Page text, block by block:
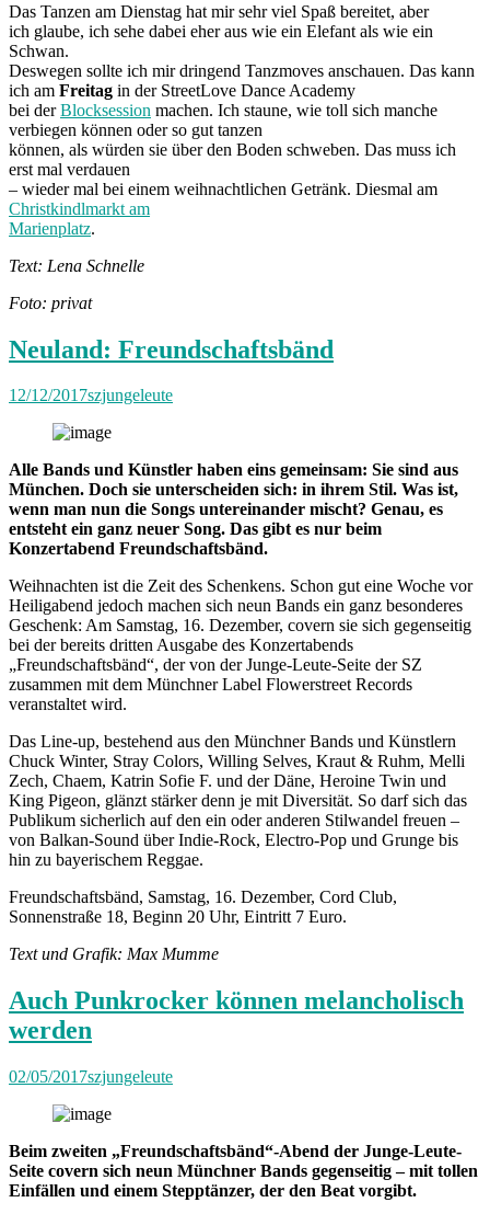
Das Tanzen am Dienstag hat mir sehr viel Spaß bereitet, aber
ich glaube, ich sehe dabei eher aus wie ein Elefant als wie ein
Schwan.
Deswegen sollte ich mir dringend Tanzmoves anschauen. Das kann
ich am Freitag in der StreetLove Dance Academy
bei derBlocksession machen. Ich staune, wie toll sich manche
verbiegen können oder so gut tanzen
können, als würden sie über den Boden schweben. Das muss ich
erst mal verdauen
– wieder mal bei einem weihnachtlichen Getränk. Diesmal am
Christkindlmarkt am
Marienplatz.
Text: Lena Schnelle
Foto: privat
Neuland: Freundschaftsbänd
12/12/2017szjungeleute
Alle Bands und Künstler haben eins gemeinsam: Sie sind aus
München. Doch sie unterscheiden sich: in ihrem Stil. Was ist,
wenn man nun die Songs untereinander mischt? Genau, es
entsteht ein ganz neuer Song. Das gibt es nur beim
Konzertabend Freundschaftsbänd.
Weihnachten ist die Zeit des Schenkens. Schon gut eine Woche vor
Heiligabend jedoch machen sich neun Bands ein ganz besonderes
Geschenk: Am Samstag, 16. Dezember, covern sie sich gegenseitig
bei der bereits dritten Ausgabe des Konzertabends
„Freundschaftsbänd“, der von der Junge-Leute-Seite der SZ
zusammen mit dem Münchner Label Flowerstreet Records
veranstaltet wird.
Das Line-up, bestehend aus den Münchner Bands und Künstlern
Chuck Winter, Stray Colors, Willing Selves, Kraut & Ruhm, Melli
Zech, Chaem, Katrin Sofie F. und der Däne, Heroine Twin und
King Pigeon, glänzt stärker denn je mit Diversität. So darf sich das
Publikum sicherlich auf den ein oder anderen Stilwandel freuen –
von Balkan-Sound über Indie-Rock, Electro-Pop und Grunge bis
hin zu bayerischem Reggae.
Freundschaftsbänd, Samstag, 16. Dezember, Cord Club,
Sonnenstraße 18, Beginn 20 Uhr, Eintritt 7 Euro.
Text und Grafik: Max Mumme
Auch Punkrocker können melancholisch
werden
02/05/2017szjungeleute
Beim zweiten „Freundschaftsbänd“-Abend der Junge-Leute-
Seite covern sich neun Münchner Bands gegenseitig – mit tollen
Einfällen und einem Stepptänzer, der den Beat vorgibt.